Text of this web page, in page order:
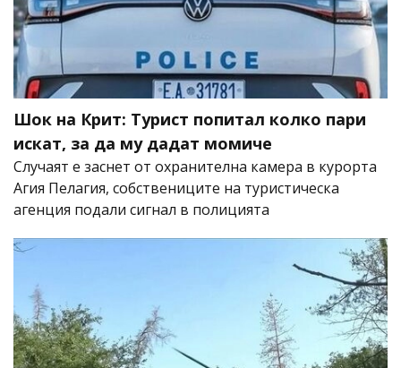
Шок на Крит: Турист попитал колко пари
искат, за да му дадат момиче
Случаят е заснет от охранителна камера в курорта
Агия Пелагия, собствениците на туристическа
агенция подали сигнал в полицията